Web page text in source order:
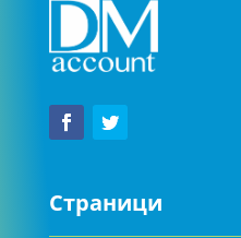
Страници